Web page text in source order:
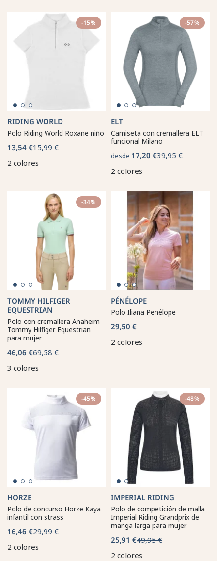
-15%
RIDING WORLD
Polo Riding World Roxane niño
13,54 €15,99 €
2 colores
-57%
ELT
Camiseta con cremallera ELT
funcional Milano
desde 17,20 €39,95 €
2 colores
-34%
TOMMY HILFIGER
EQUESTRIAN
Polo con cremallera Anaheim
Tommy Hilfiger Equestrian
para mujer
46,06 €69,58 €
3 colores
PÉNÉLOPE
Polo Iliana Penélope
29,50 €
2 colores
-45%
HORZE
Polo de concurso Horze Kaya
infantil con strass
16,46 €29,99 €
2 colores
-48%
IMPERIAL RIDING
Polo de competición de malla
Imperial Riding Grandprix de
manga larga para mujer
25,91 €49,95 €
2 colores